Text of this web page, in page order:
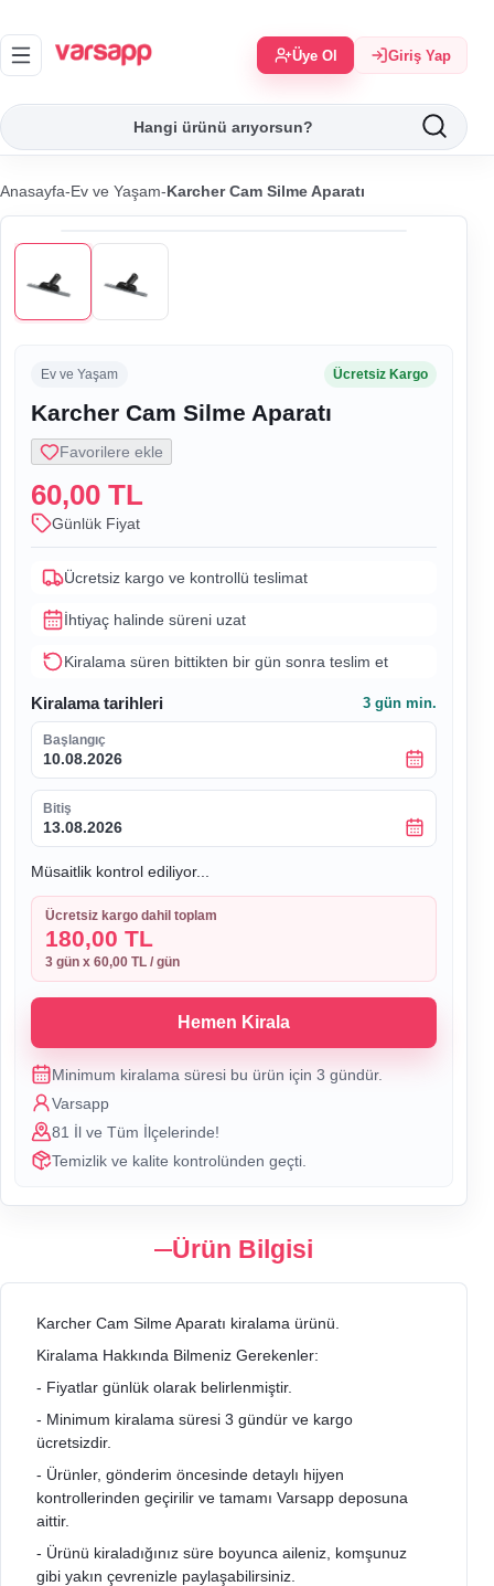
Üye Ol Giriş Yap
Anasayfa-Ev ve Yaşam-Karcher Cam Silme Aparatı
Ev ve Yaşam Ücretsiz Kargo
Karcher Cam Silme Aparatı
Favorilere ekle
60,00 TL
Günlük Fiyat
Ücretsiz kargo ve kontrollü teslimat
İhtiyaç halinde süreni uzat
Kiralama süren bittikten bir gün sonra teslim et
Kiralama tarihleri 3 gün min.
Başlangıç
10.08.2026
Bitiş
13.08.2026
Müsaitlik kontrol ediliyor...
Ücretsiz kargo dahil toplam
180,00 TL
3 gün x 60,00 TL / gün
Hemen Kirala
Minimum kiralama süresi bu ürün için 3 gündür.
Varsapp
81 İl ve Tüm İlçelerinde!
Temizlik ve kalite kontrolünden geçti.
Ürün Bilgisi
Karcher Cam Silme Aparatı kiralama ürünü.
Kiralama Hakkında Bilmeniz Gerekenler:
- Fiyatlar günlük olarak belirlenmiştir.
- Minimum kiralama süresi 3 gündür ve kargo
ücretsizdir.
- Ürünler, gönderim öncesinde detaylı hijyen
kontrollerinden geçirilir ve tamamı Varsapp deposuna
aittir.
- Ürünü kiraladığınız süre boyunca aileniz, komşunuz
gibi yakın çevrenizle paylaşabilirsiniz.